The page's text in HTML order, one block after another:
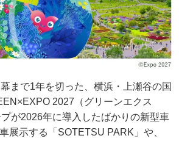
まで1年を切った、横浜・上瀬谷の国
2027（グリーンエクス
が2026年に導入したばかりの新型車
展示する「SOTETSU PARK」や、